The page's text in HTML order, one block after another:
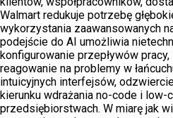
Walmart redukuje potrzebę
wykorzystania zaawansowanych
podejście do AI umożliwia
konfigurowanie przepływów
reagowanie na problemy w
intuicyjnych interfejsów,
kierunku wdrażania no-code i low-
przedsiębiorstwach. W miarę jak